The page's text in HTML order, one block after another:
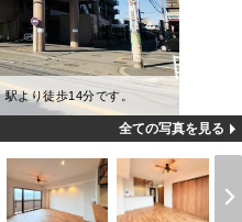
より徒歩14分です。
全ての写真を見る